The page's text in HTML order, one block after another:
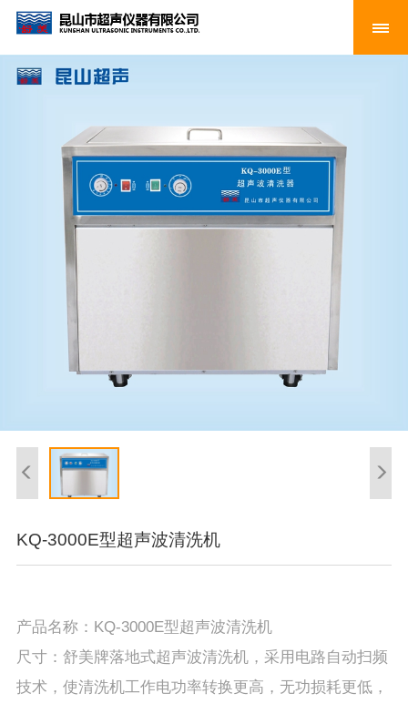
KQ-3000E型超声波清洗机
产品名称：KQ-3000E型超声波清洗机
尺寸：舒美牌落地式超声波清洗机，采用电路自动扫频
技术，使清洗机工作电功率转换更高，无功损耗更低，